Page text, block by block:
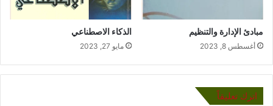
مبادئ الإدارة والتنظيم
أغسطس 8, 2023
الذكاء الاصطناعي
مايو 27, 2023
اترك تعليقاً